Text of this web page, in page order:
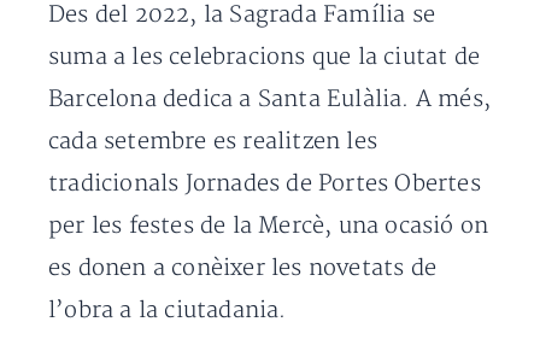
Des del 2022, la Sagrada Família se
suma a les celebracions que la ciutat de
Barcelona dedica a Santa Eulàlia. A més,
cada setembre es realitzen les
tradicionals Jornades de Portes Obertes
per les festes de la Mercè, una ocasió on
es donen a conèixer les novetats de
l’obra a la ciutadania.